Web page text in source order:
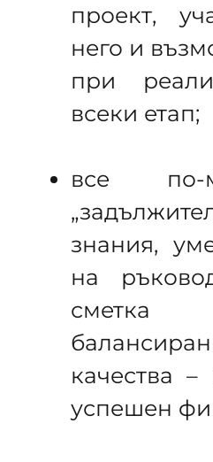
проект,
него и
при
всеки етап;
все по-
знания,
на
качества –
успешен